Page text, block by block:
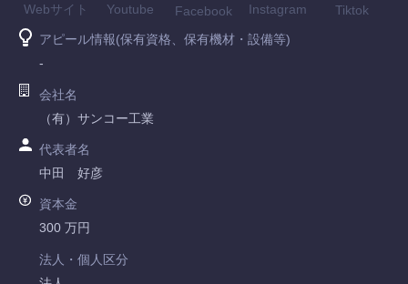
Webサイト Youtube Facebook Instagram Tiktok
アピール情報(保有資格、保有機材・設備等)
-
会社名
（有）サンコー工業
代表者名
中田 好彦
資本金
300 万円
法人・個人区分